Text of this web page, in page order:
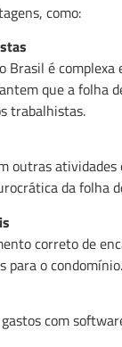
como:
é complexa
que a folha
trabalhistas.
outras
da folha
correto de
para o condomínio.
com